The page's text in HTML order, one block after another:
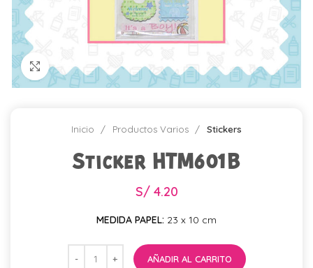
Click para agrandar
Inicio Productos Varios Stickers
Sticker HTM601B
S/4.20
MEDIDA PAPEL: 23 x 10 cm
AÑADIR AL CARRITO